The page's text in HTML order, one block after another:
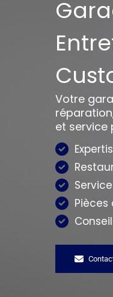
Votre
et service